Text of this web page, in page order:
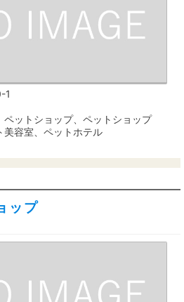
1
ペットショップ、ペットショップ
美容室、ペットホテル
ップ